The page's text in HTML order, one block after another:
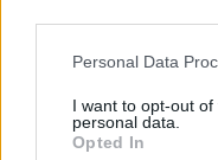
Please note that this
not limited to your visit
grant or deny consent
use your data for
Personal Data
I want to opt-out
personal data.
Opted In
Uniós források:
pénzek